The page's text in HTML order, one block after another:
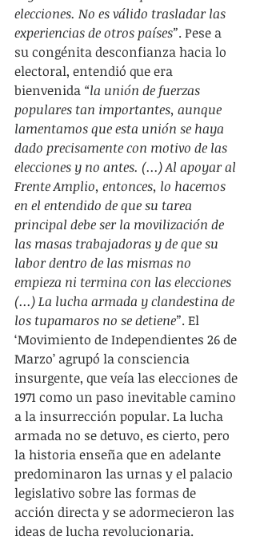
elecciones. No es válido trasladar las
experiencias de otros países”. Pese a
su congénita desconfianza hacia lo
electoral, entendió que era
bienvenida “la unión de fuerzas
populares tan importantes, aunque
lamentamos que esta unión se haya
dado precisamente con motivo de las
elecciones y no antes. (...) Al apoyar al
Frente Amplio, entonces, lo hacemos
en el entendido de que su tarea
principal debe ser la movilización de
las masas trabajadoras y de que su
labor dentro de las mismas no
empieza ni termina con las elecciones
(...) La lucha armada y clandestina de
los tupamaros no se detiene”. El
‘Movimiento de Independientes 26 de
Marzo’ agrupó la consciencia
insurgente, que veía las elecciones de
1971 como un paso inevitable camino
a la insurrección popular. La lucha
armada no se detuvo, es cierto, pero
la historia enseña que en adelante
predominaron las urnas y el palacio
legislativo sobre las formas de
acción directa y se adormecieron las
ideas de lucha revolucionaria.